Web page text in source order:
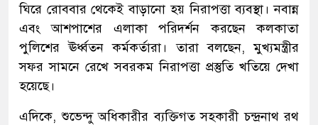
ঘিরে রোববার থেকেই বাড়ানো হয় নিরাপত্তা ব্যবস্থা। নবান্ন
এবং আশপাশের এলাকা পরিদর্শন করছেন কলকাতা
পুলিশের ঊর্ধ্বতন কর্মকর্তারা। তারা বলছেন, মুখ্যমন্ত্রীর
সফর সামনে রেখে সবরকম নিরাপত্তা প্রস্তুতি খতিয়ে দেখা
হয়েছে।
এদিকে, শুভেন্দু অধিকারীর ব্যক্তিগত সহকারী চন্দ্রনাথ রথ